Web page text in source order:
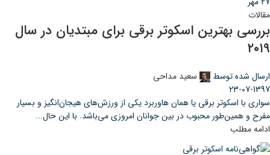
مقالات
بررسی بهترین اسکوتر برقی برای مبتدیان در سال
۲۰۱۹
ارسال شده توسط
سعید مداحی
23-07-1397
سواری با اسکوتر برقی یا همان هاوربرد یکی از ورزش‌های هیجان‌انگیز و بسیار
مفرح و همین‌طور محبوب در بین جوانان امروزی می‌باشد. با این حال...
ادامه مطلب